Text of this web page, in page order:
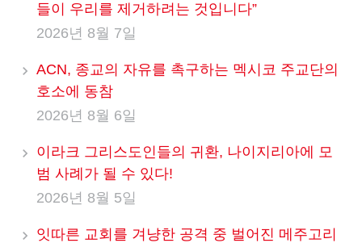
들이 우리를 제거하려는 것입니다”
2026년 8월 7일
ACN, 종교의 자유를 촉구하는 멕시코 주교단의
호소에 동참
2026년 8월 6일
이라크 그리스도인들의 귀환, 나이지리아에 모
범 사례가 될 수 있다!
2026년 8월 5일
잇따른 교회를 겨냥한 공격 중 벌어진 메주고리